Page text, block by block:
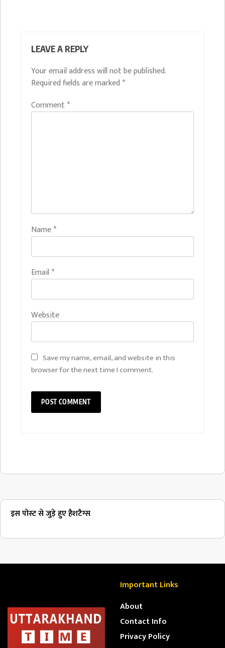
LEAVE A REPLY
Your email address will not be published.
Required fields are marked *
Comment*
Name*
Email *
Website
Save my name, email, and website in this
browser for the next time I comment.
इस पोस्ट से जुड़े हुए हैशटैग्स
Important Links
About
Contact Info
Privacy Policy